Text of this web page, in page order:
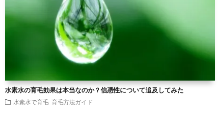
水素水の育毛効果は本当なのか？信憑性について追及してみた
水素水で育毛 育毛方法ガイド